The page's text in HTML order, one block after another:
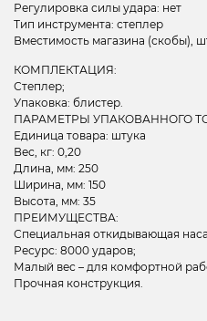
Регулировка силы удара: нет
Тип инструмента: степлер
Вместимость магазина (скобы),
КОМПЛЕКТАЦИЯ:
Степлер;
Упаковка: блистер.
ПАРАМЕТРЫ УПАКОВАННОГО
Единица товара: штука
Вес, кг: 0,20
Длина, мм: 250
Ширина, мм: 150
Высота, мм: 35
ПРЕИМУЩЕСТВА:
Специальная откидывающая
Ресурс: 8000 ударов;
Малый вес – для комфортной
Прочная конструкция.